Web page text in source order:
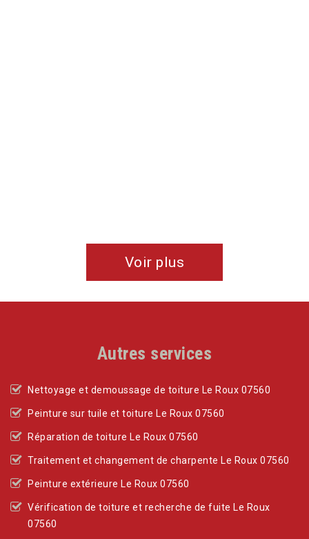
Voir plus
Autres services
Nettoyage et demoussage de toiture Le Roux 07560
Peinture sur tuile et toiture Le Roux 07560
Réparation de toiture Le Roux 07560
Traitement et changement de charpente Le Roux 07560
Peinture extérieure Le Roux 07560
Vérification de toiture et recherche de fuite Le Roux
07560